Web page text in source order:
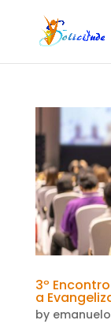
3º
a
by